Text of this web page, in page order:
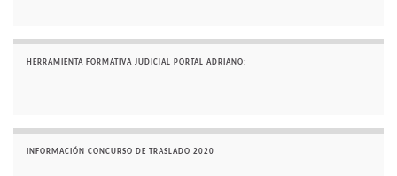
HERRAMIENTA FORMATIVA JUDICIAL PORTAL ADRIANO:
INFORMACIÓN CONCURSO DE TRASLADO 2020